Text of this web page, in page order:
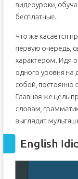
видеоуроки,
бесплатные.
Что же касается
первую очередь,
характером. Идя
одного уровня на
собой, постоянно
Главная же цель
словам,
выглядит
English